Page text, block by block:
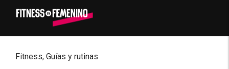
Fitness, Guías y rutinas